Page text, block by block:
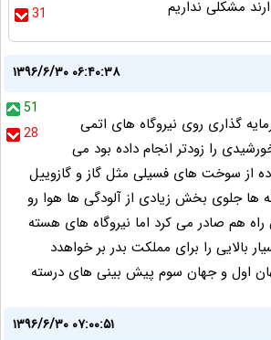
31
مشکلی نداریم
۱۳۹۶/۶/۳۰ ۰۶:۴۰:۳۸
51
28
گذاری روی نیروگاه های اتمی
را زودتر انجام داده بود می
از سوخت های فسیلی مثل گاز و گازوییل
ها جلوی بخش زیادی از آلودگی ها هوا رو
راه هم صادر می کرد اما نیروگاه های هسته
بالایی را برای مملکت بدر بر خواهدد
اول و جهان سوم پیش بینی های درسته
۱۳۹۶/۶/۳۰ ۰۷:۰۰:۵۱